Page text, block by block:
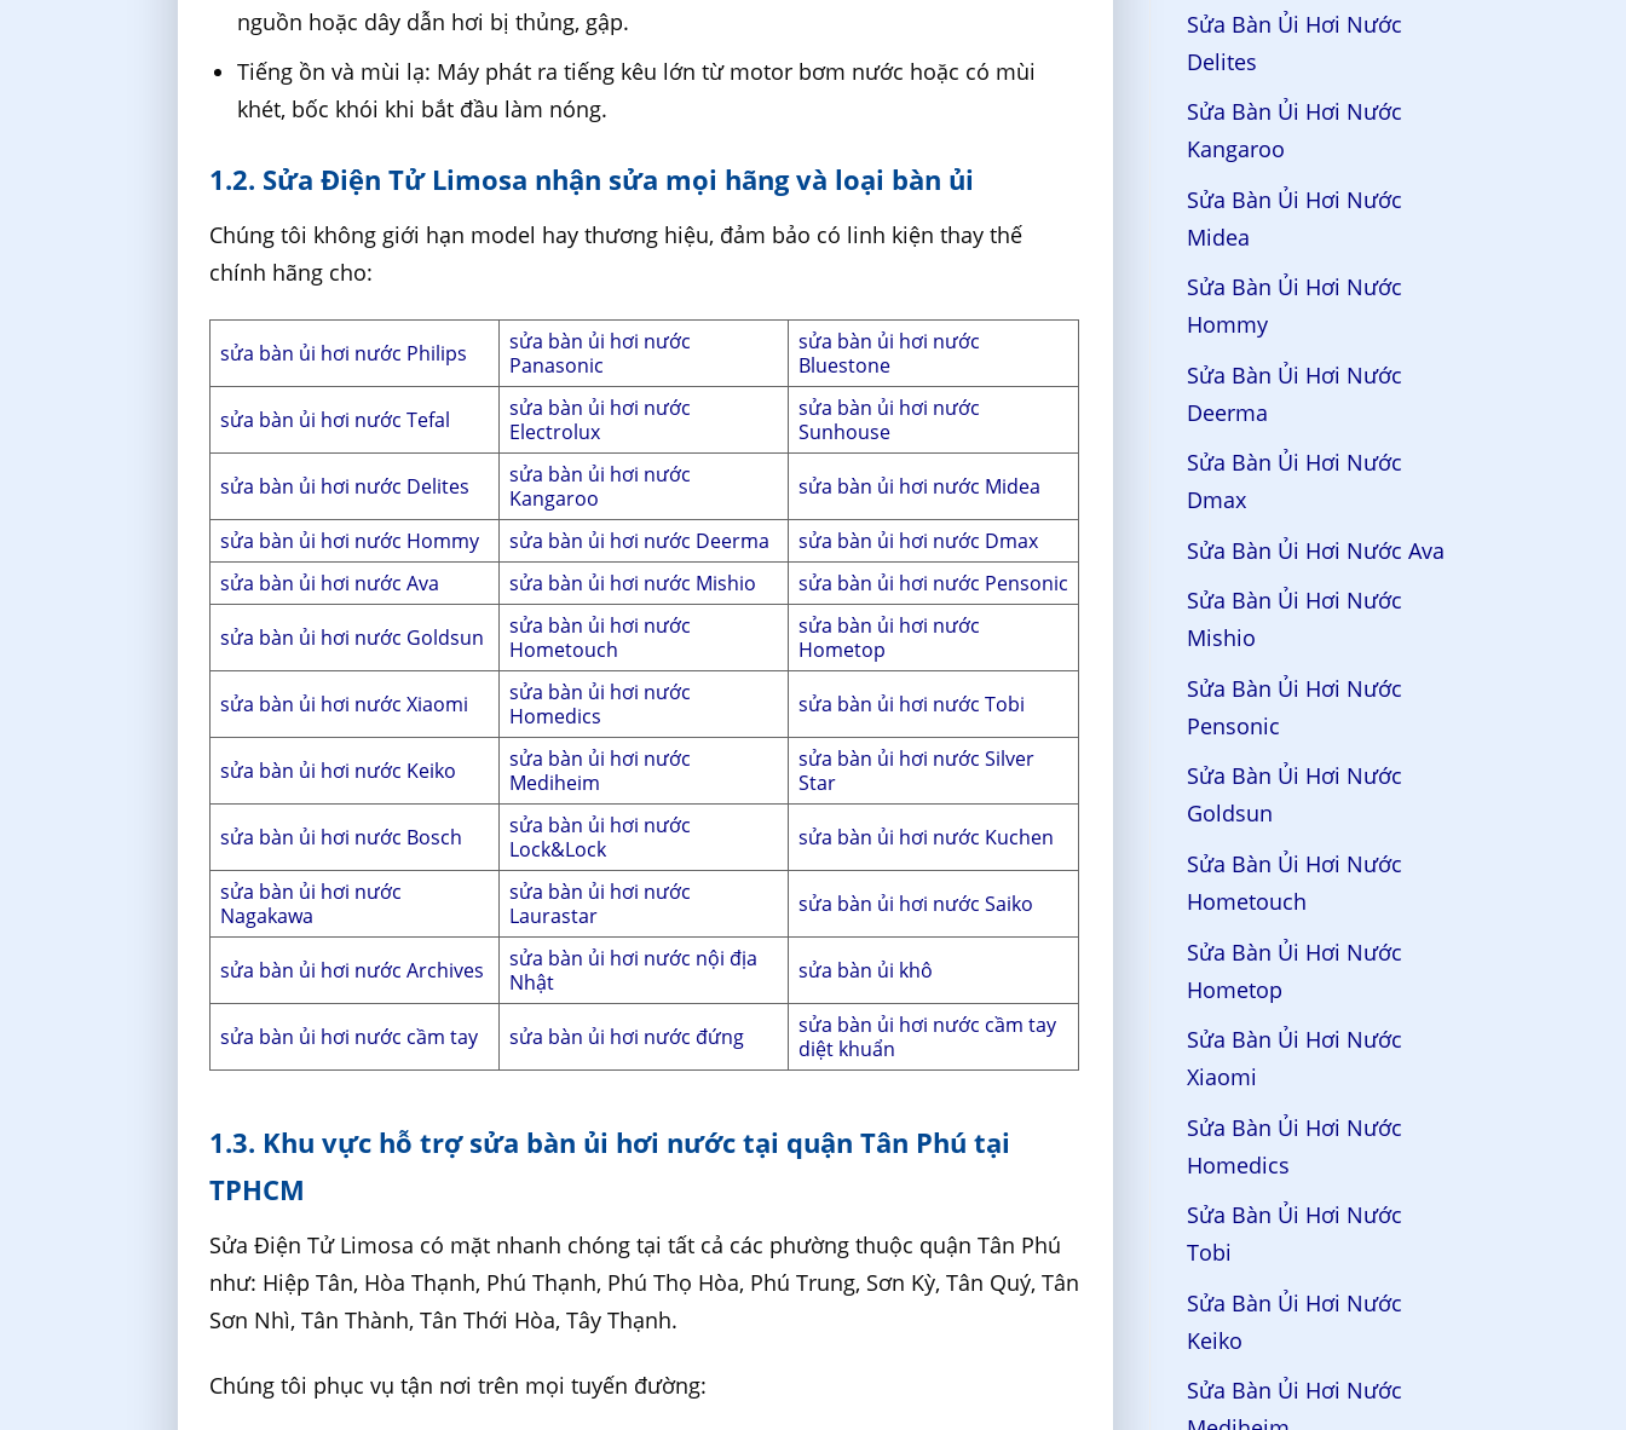
nguồn hoặc dây dẫn hơi bị thủng, gập.
Tiếng ồn và mùi lạ: Máy phát ra tiếng kêu lớn từ motor bơm nước hoặc có mùi
khét, bốc khói khi bắt đầu làm nóng.
1.2. Sửa Điện Tử Limosa nhận sửa mọi hãng và loại bàn ủi
Chúng tôi không giới hạn model hay thương hiệu, đảm bảo có linh kiện thay thế
chính hãng cho:
sửa bàn ủi hơi nước Philips
sửa bàn ủi hơi nước
Panasonic
sửa bàn ủi hơi nước
Bluestone
sửa bàn ủi hơi nước Tefal
sửa bàn ủi hơi nước
Electrolux
sửa bàn ủi hơi nước
Sunhouse
sửa bàn ủi hơi nước Delites
sửa bàn ủi hơi nước
Kangaroo
sửa bàn ủi hơi nước Midea
sửa bàn ủi hơi nước Hommy sửa bàn ủi hơi nước Deerma
sửa bàn ủi hơi nước Dmax
sửa bàn ủi hơi nước Ava
sửa bàn ủi hơi nước Mishio sửa bàn ủi hơi nước Pensonic
sửa bàn ủi hơi nước Goldsun
sửa bàn ủi hơi nước
Hometouch
sửa bàn ủi hơi nước
Hometop
sửa bàn ủi hơi nước Xiaomi
sửa bàn ủi hơi nước
Homedics
sửa bàn ủi hơi nước Tobi
sửa bàn ủi hơi nước Keiko
sửa bàn ủi hơi nước
Mediheim
sửa bàn ủi hơi nước Silver
Star
sửa bàn ủi hơi nước Bosch
sửa bàn ủi hơi nước
Lock&Lock
sửa bàn ủi hơi nước Kuchen
sửa bàn ủi hơi nước
Nagakawa
sửa bàn ủi hơi nước
Laurastar
sửa bàn ủi hơi nước Saiko
sửa bàn ủi hơi nước Archives
sửa bàn ủi hơi nước nội địa
Nhật
sửa bàn ủi khô
sửa bàn ủi hơi nước cầm tay sửa bàn ủi hơi nước đứng
sửa bàn ủi hơi nước cầm tay
diệt khuẩn
1.3. Khu vực hỗ trợ sửa bàn ủi hơi nước tại quận Tân Phú tại
TPHCM
Sửa Điện Tử Limosa có mặt nhanh chóng tại tất cả các phường thuộc quận Tân Phú
như: Hiệp Tân, Hòa Thạnh, Phú Thạnh, Phú Thọ Hòa, Phú Trung, Sơn Kỳ, Tân Quý, Tân
Sơn Nhì, Tân Thành, Tân Thới Hòa, Tây Thạnh.
Chúng tôi phục vụ tận nơi trên mọi tuyến đường:
Sửa Bàn Ủi Hơi Nước
Delites
Sửa Bàn Ủi Hơi Nước
Kangaroo
Sửa Bàn Ủi Hơi Nước
Midea
Sửa Bàn Ủi Hơi Nước
Hommy
Sửa Bàn Ủi Hơi Nước
Deerma
Sửa Bàn Ủi Hơi Nước
Dmax
Sửa Bàn Ủi Hơi Nước Ava
Sửa Bàn Ủi Hơi Nước
Mishio
Sửa Bàn Ủi Hơi Nước
Pensonic
Sửa Bàn Ủi Hơi Nước
Goldsun
Sửa Bàn Ủi Hơi Nước
Hometouch
Sửa Bàn Ủi Hơi Nước
Hometop
Sửa Bàn Ủi Hơi Nước
Xiaomi
Sửa Bàn Ủi Hơi Nước
Homedics
Sửa Bàn Ủi Hơi Nước
Tobi
Sửa Bàn Ủi Hơi Nước
Keiko
Sửa Bàn Ủi Hơi Nước